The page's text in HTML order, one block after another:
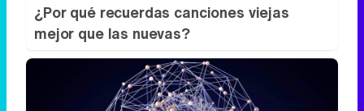
¿Por qué recuerdas canciones viejas
mejor que las nuevas?